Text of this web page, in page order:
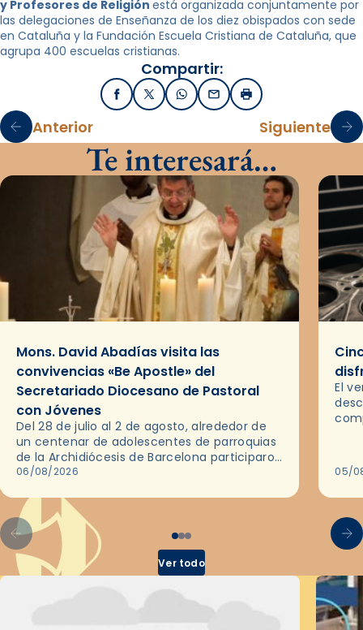
y Profesores de Religión está organizada conjuntamente por
las delegaciones de Enseñanza de los diez obispados con sede
en Cataluña y la Fundación Escuela Cristiana de Cataluña, que
agrupa 400 escuelas cristianas.
Compartir:
FacebookX / TwitterWhatsApp
EmailImprimir
Anterior Siguiente
Te interesará…
Mons. David Abadías visita las
convivencias «Be Apostle» del
Secretariado Diocesano de Pastoral
con Jóvenes
Del 28 de julio al 2 de agosto, alrededor de
un centenar de adolescentes de parroquias
de la Archidiócesis de Barcelona participaron
en las convivencias Be Apostle, organizadas
06/08/2026
El
05/
Ver todo